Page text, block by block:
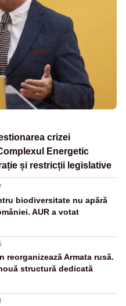
crizei
Energetic
și restricții legislative
biodiversitate nu apără
AUR a votat
reorganizează Armata rusă.
structură dedicată